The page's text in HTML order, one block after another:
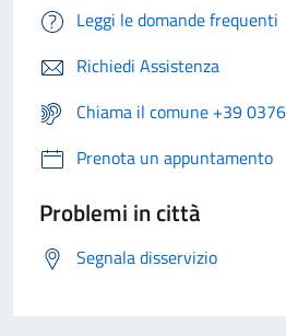
Leggi le domande frequenti
Richiedi Assistenza
Chiama il comune +39
Prenota un appuntamento
Problemi in città
Segnala disservizio